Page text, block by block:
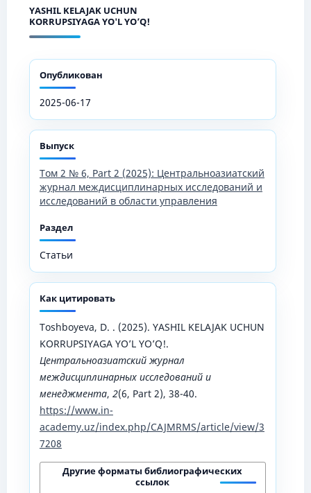
YASHIL KELAJAK UCHUN
KORRUPSIYAGA YO'L YO’Q!
Опубликован
2025-06-17
Выпуск
Том 2 № 6, Part 2 (2025): Центральноазиатский
журнал междисциплинарных исследований и
исследований в области управления
Раздел
Статьи
Как цитировать
Toshboyeva, D. . (2025). YASHIL KELAJAK UCHUN
KORRUPSIYAGA YO’L YO’Q!.
Центральноазиатский журнал
междисциплинарных исследований и
менеджмента, 2(6, Part 2), 38-40.
https://www.in-
academy.uz/index.php/CAJMRMS/article/view/3
7208
Другие форматы библиографических
ссылок